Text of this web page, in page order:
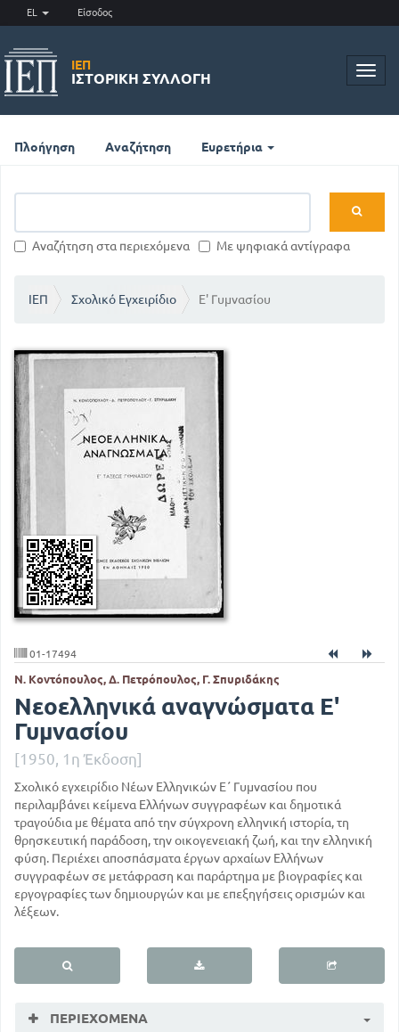
EL Είσοδος
ΙΕΠ
ΙΣΤΟΡΙΚΉ ΣΥΛΛΟΓΉ
Πλοήγηση Αναζήτηση Ευρετήρια
Αναζήτηση στα περιεχόμενα Με ψηφιακά αντίγραφα
ΙΕΠ Σχολικό Εγχειρίδιο Ε' Γυμνασίου
01-17494
Ν. Κοντόπουλος, Δ. Πετρόπουλος, Γ. Σπυριδάκης
Νεοελληνικά αναγνώσματα Ε'
Γυμνασίου
[1950, 1η Έκδοση]
Σχολικό εγχειρίδιο Νέων Ελληνικών Ε΄ Γυμνασίου που
περιλαμβάνει κείμενα Ελλήνων συγγραφέων και δημοτικά
τραγούδια με θέματα από την σύγχρονη ελληνική ιστορία, τη
θρησκευτική παράδοση, την οικογενειακή ζωή, και την ελληνική
φύση. Περιέχει αποσπάσματα έργων αρχαίων Ελλήνων
συγγραφέων σε μετάφραση και παράρτημα με βιογραφίες και
εργογραφίες των δημιουργών και με επεξηγήσεις ορισμών και
λέξεων.
ΠΕΡΙΕΧΌΜΕΝΑ